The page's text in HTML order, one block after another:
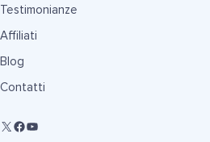
Testimonianze
Affiliati
Blog
Contatti